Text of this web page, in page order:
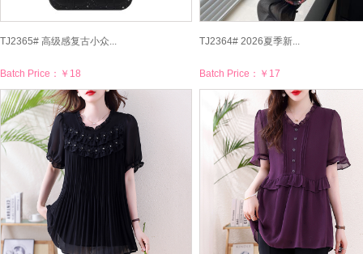
TJ2365# 高级感复古小众...
Batch Price： ￥18
TJ2364# 2026夏季新...
Batch Price： ￥17